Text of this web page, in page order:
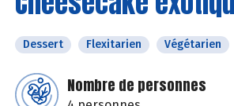
Dessert Flexitarien Végétarien
Nombre de personnes